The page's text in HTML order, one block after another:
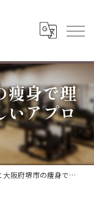
痩身で理
いアプロ
の痩身で理想ボディを目指す正しいアプローチ